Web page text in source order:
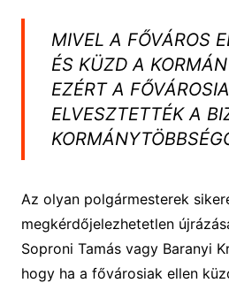
MIVEL A FŐVÁROS
ÉS KÜZD A
EZÉRT A
ELVESZTETTÉK A
Az olyan polgármesterek
megkérdőjelezhetetlen
Soproni Tamás vagy Baranyi
hogy ha a fővárosiak ellen